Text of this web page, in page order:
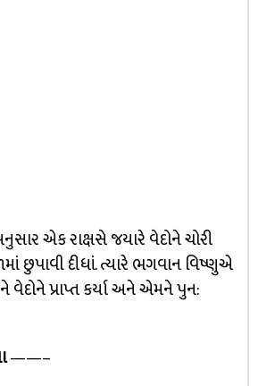
એક રાક્ષસે જયારે વેદોને ચોરી
છુપાવી દીધાં. ત્યારે ભગવાન વિષ્ણુએ
વેદોને પ્રાપ્ત કર્યા અને એમને પુન:
——–